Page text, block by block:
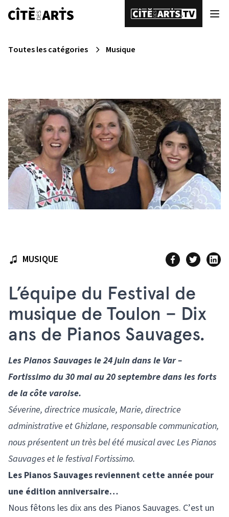
Toutes les catégories Musique
MUSIQUE
L’équipe du Festival de
musique de Toulon – Dix
ans de Pianos Sauvages.
Les Pianos Sauvages le 24 juin dans le Var –
Fortissimo du30 mai au 20 septembre dans les forts
de la côte varoise.
Séverine, directrice musicale, Marie, directrice
administrative et Ghizlane, responsable communication,
nous présentent un très bel été musical avec Les Pianos
Sauvages et le festival Fortissimo.
Les Pianos Sauvages reviennent cette année pour
une édition anniversaire…
Nous fêtons les dix ans des Pianos Sauvages. C’est un